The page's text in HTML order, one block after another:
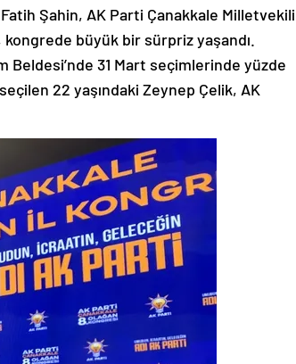
Şahin, AK Parti Çanakkale Milletvekili
büyük bir sürpriz yaşandı.
Beldesi’nde 31 Mart seçimlerinde yüzde
22 yaşındaki Zeynep Çelik, AK